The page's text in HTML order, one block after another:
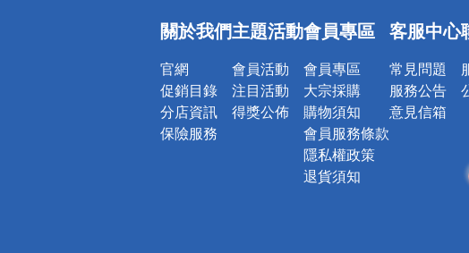
詐騙網頁！請小心！
關於我們
官網
促銷目錄
分店資訊
保險服務
主題活動
會員活動
注目活動
得獎公佈
會員專區
會員專區
大宗採購
購物須知
會員服務條款
隱私權政策
退貨須知
客服中心
常見問題
服務公告
意見信箱